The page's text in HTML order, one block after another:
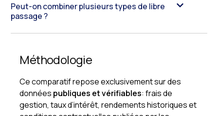
Peut-on combiner plusieurs types de libre
passage ?
Méthodologie
Ce comparatif repose exclusivement sur des
données publiques et vérifiables: frais de
gestion, taux d’intérêt, rendements historiques et